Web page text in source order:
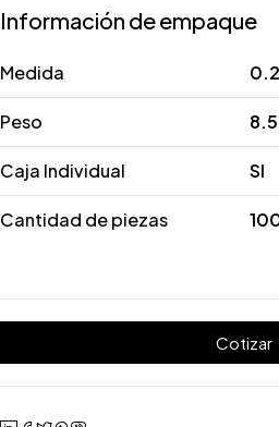
Información de empaque
Medida
Peso
Caja Individual SI
Cantidad de piezas
Cotizar